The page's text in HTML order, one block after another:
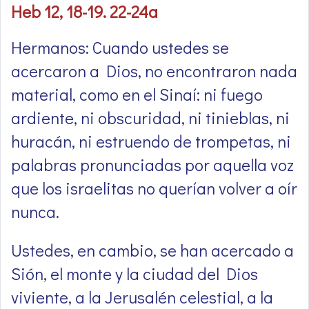
Heb 12, 18-19. 22-24a
Hermanos: Cuando ustedes se
acercaron a Dios, no encontraron nada
material, como en el Sinaí: ni fuego
ardiente, ni obscuridad, ni tinieblas, ni
huracán, ni estruendo de trompetas, ni
palabras pronunciadas por aquella voz
que los israelitas no querían volver a oír
nunca.
Ustedes, en cambio, se han acercado a
Sión, el monte y la ciudad del Dios
viviente, a la Jerusalén celestial, a la